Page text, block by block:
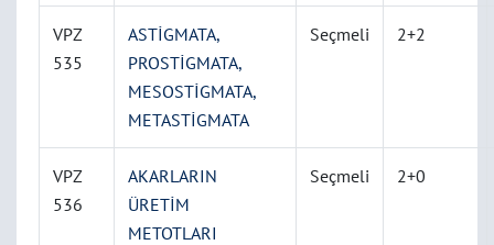
VPZ
535
ASTİGMATA,
PROSTİGMATA,
MESOSTİGMATA,
METASTİGMATA
Seçmeli 2+2
VPZ
536
AKARLARIN
ÜRETİM
METOTLARI
Seçmeli 2+0